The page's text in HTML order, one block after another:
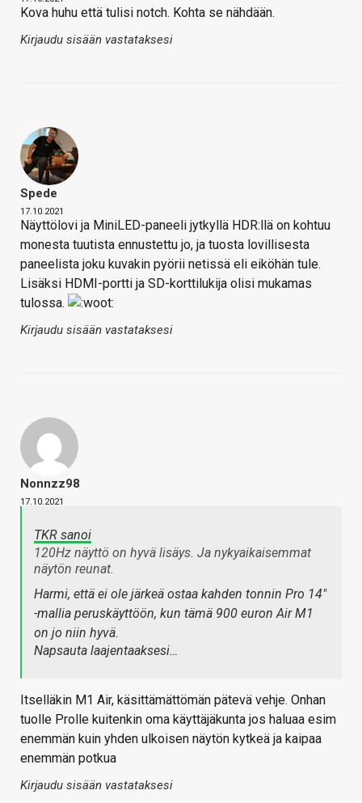
Kova huhu että tulisi notch. Kohta se nähdään.
Kirjaudu sisään vastataksesi
Spede
17.10.2021
Näyttölovi ja MiniLED-paneeli jytkyllä HDR:llä on kohtuu
monesta tuutista ennustettu jo, ja tuosta lovillisesta
paneelista joku kuvakin pyörii netissä eli eiköhän tule.
Lisäksi HDMI-portti ja SD-korttilukija olisi mukamas
tulossa.
Kirjaudu sisään vastataksesi
Nonnzz98
17.10.2021
TKR sanoi
120Hz näyttö on hyvä lisäys. Ja nykyaikaisemmat
näytön reunat.
Harmi, että ei ole järkeä ostaa kahden tonnin Pro 14"
-mallia peruskäyttöön, kun tämä 900 euron Air M1
on jo niin hyvä.
Napsauta laajentaaksesi…
Itselläkin M1 Air, käsittämättömän pätevä vehje. Onhan
tuolle Prolle kuitenkin oma käyttäjäkunta jos haluaa esim
enemmän kuin yhden ulkoisen näytön kytkeä ja kaipaa
enemmän potkua
Kirjaudu sisään vastataksesi